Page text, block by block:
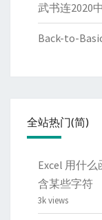
武书连2020
Back-to-
全站热门(简)
Excel 用什
含某些字符
3k views